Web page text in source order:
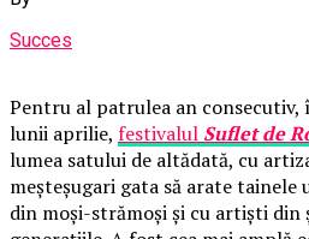
Succes
Pentru al patrulea an
lunii aprilie, festivalul Suflet de
lumea satului de altădată, cu
meșteșugari gata să arate tainele
din moși-strămoși și cu artiști